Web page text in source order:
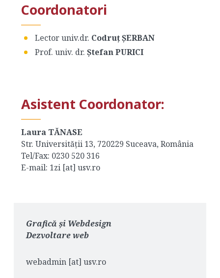
Coordonatori
Lector univ.dr. Codruț ȘERBAN
Prof. univ. dr. Ştefan PURICI
Asistent Coordonator:
Laura TĂNASE
Str. Universității 13, 720229 Suceava, România
Tel/Fax: 0230 520 316
E-mail: 1zi [at] usv.ro
Grafică şi Webdesign
Dezvoltare web
webadmin [at] usv.ro